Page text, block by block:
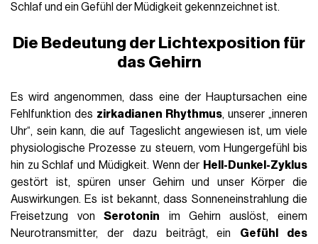
Schlaf und ein Gefühl der Müdigkeit gekennzeichnet ist.
Die Bedeutung der Lichtexposition für
das Gehirn
Es wird angenommen, dass eine der Hauptursachen eine
Fehlfunktion des zirkadianen Rhythmus, unserer „inneren
Uhr“, sein kann, die auf Tageslicht angewiesen ist, um viele
physiologische Prozesse zu steuern, vom Hungergefühl bis
hin zu Schlaf und Müdigkeit. Wenn der Hell-Dunkel-Zyklus
gestört ist, spüren unser Gehirn und unser Körper die
Auswirkungen. Es ist bekannt, dass Sonneneinstrahlung die
Freisetzung vonSerotonin im Gehirn auslöst, einem
Neurotransmitter, der dazu beiträgt, ein Gefühl des